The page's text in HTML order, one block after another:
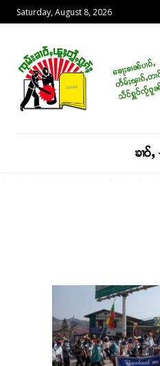
Saturday, August 8, 2026
ၶၢဝ်ႇ